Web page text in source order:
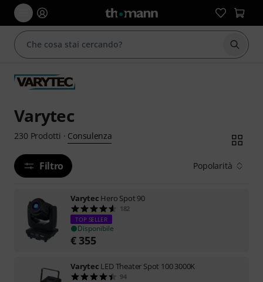
Varytec
230 Prodotti · Consulenza
Filtro Popolarità
Varytec Hero Spot 90
182
TOP SELLER
Disponibile
€ 355
Varytec LED Theater Spot 100 3000K
94